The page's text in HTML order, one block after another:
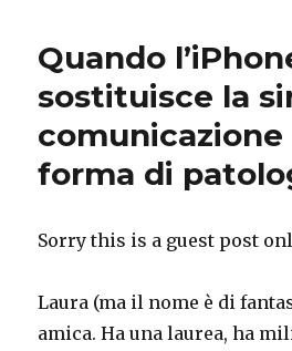
Quando
sostituisce la
comunicazione
forma di
Sorry this is a guest post
Laura (ma il nome è di
amica. Ha una laurea, ha